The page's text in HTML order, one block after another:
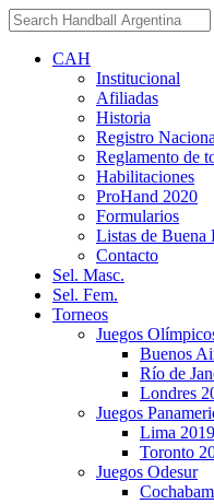
CAH
Institucional
Afiliadas
Historia
Registro
Reglamento de
Habilitaciones
ProHand 2020
Formularios
Listas de Buena
Contacto
Sel. Masc.
Sel. Fem.
Torneos
Juegos
Buenos
Río de
Londres
Juegos
Lima 2019
Toronto
Juegos Odesur